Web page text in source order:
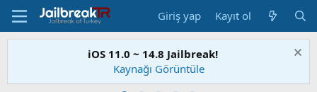
Giriş yap Kayıt ol
iOS 11.0 ~ 14.8 Jailbreak!
Kaynağı Görüntüle